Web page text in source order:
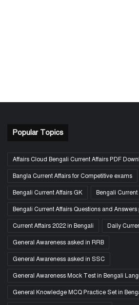
Popular Topics
Affairs Cloud Bengali Current Affairs PDF
Bangla Current Affairs for Competitive exams
Bengali Current Affairs GK Bengali
Bengali Current Affairs Questions and Answers
Current Affairs 2022 in Bengali Daily
General Awareness asked in RRB
General Awareness asked in SSC
General Awareness Mock Test in Bengali
General Knowledge MCQ Practice Set in